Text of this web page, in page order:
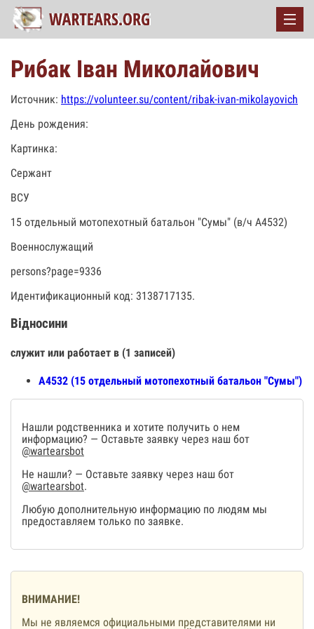
Рибак Іван Миколайович
Источник: https://volunteer.su/content/ribak-ivan-mikolayovich
День рождения:
Картинка:
Сержант
ВСУ
15 отдельный мотопехотный батальон "Сумы" (в/ч А4532)
Военнослужащий
persons?page=9336
Идентификационный код: 3138717135.
Відносини
служит или работает в (1 записей)
А4532 (15 отдельный мотопехотный батальон "Сумы")
Нашли родственника и хотите получить о нем
информацию? — Оставьте заявку через наш бот
@wartearsbot
Не нашли? — Оставьте заявку через наш бот
@wartearsbot.
Любую дополнительную информацию по людям мы
предоставляем только по заявке.
ВНИМАНИЕ!
Мы не являемся официальными представителями ни